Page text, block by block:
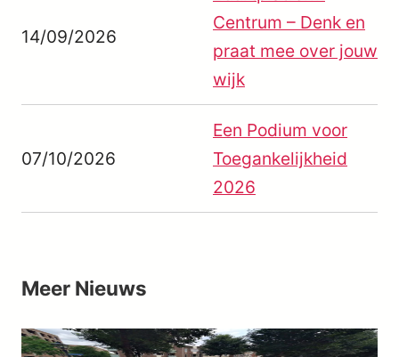
14/09/2026
Centrum – Denk en
praat mee over jouw
wijk
07/10/2026
Een Podium voor
Toegankelijkheid
2026
Meer Nieuws